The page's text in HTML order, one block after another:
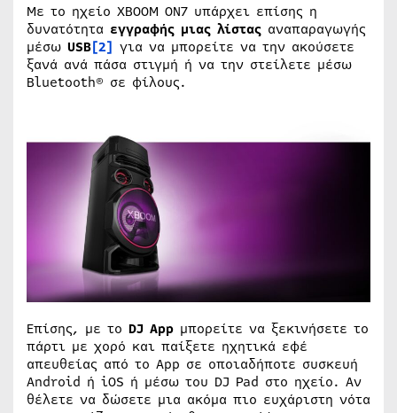
Με το ηχείο XBOOM ON7 υπάρχει επίσης η
δυνατότητα εγγραφής μιας λίστας αναπαραγωγής
μέσω USB[2] για να μπορείτε να την ακούσετε
ξανά ανά πάσα στιγμή ή να την στείλετε μέσω
Bluetooth® σε φίλους.
Επίσης, με το DJ App μπορείτε να ξεκινήσετε το
πάρτι με χορό και παίξετε ηχητικά εφέ
απευθείας από το App σε οποιαδήποτε συσκευή
Android ή iOS ή μέσω του DJ Pad στο ηχείο. Αν
θέλετε να δώσετε μια ακόμα πιο ευχάριστη νότα